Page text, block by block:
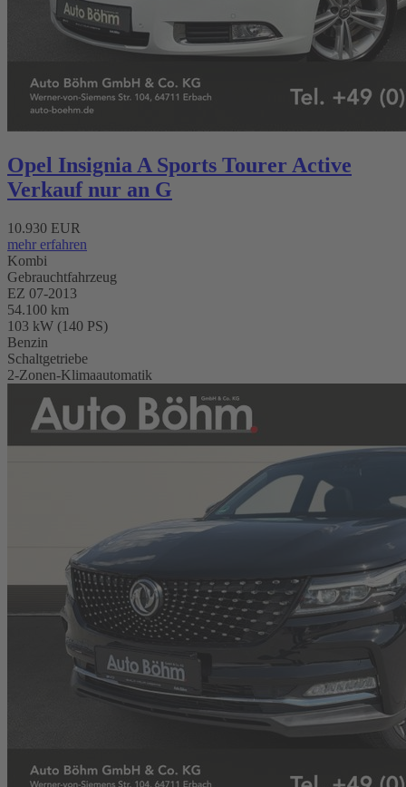
Opel Insignia A Sports Tourer Active
Verkauf nur an G
10.930 EUR
mehr erfahren
Kombi
Gebrauchtfahrzeug
EZ 07-2013
54.100 km
103 kW (140 PS)
Benzin
Schaltgetriebe
2-Zonen-Klimaautomatik